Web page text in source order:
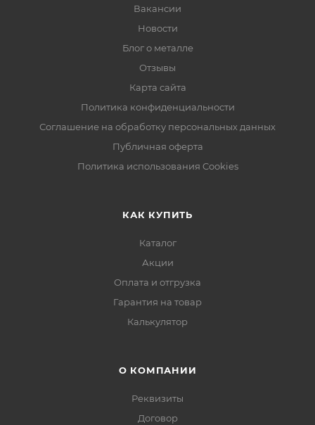
Вакансии
Новости
Блог о металле
Отзывы
Карта сайта
Политика конфиденциальности
Соглашение на обработку персональных данных
Публичная оферта
Политика использования Cookies
КАК КУПИТЬ
Каталог
Акции
Оплата и отгрузка
Гарантия на товар
Калькулятор
О КОМПАНИИ
Реквизиты
Договор